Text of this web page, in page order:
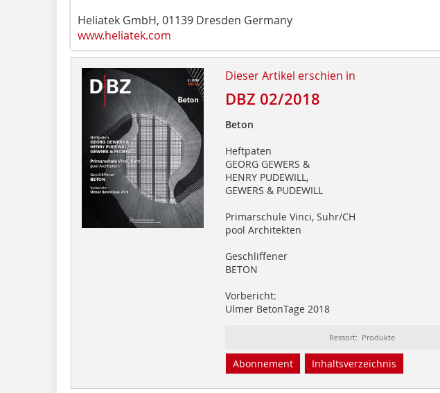
Heliatek GmbH, 01139 Dresden Germany
www.heliatek.com
Dieser Artikel erschien in
DBZ 02/2018
Beton
Heftpaten
GEORG GEWERS &
HENRY PUDEWILL,
GEWERS & PUDEWILL
Primarschule Vinci, Suhr/CH
pool Architekten
Geschliffener
BETON
Vorbericht:
Ulmer BetonTage 2018
Ressort: Produkte
Abonnement Inhaltsverzeichnis